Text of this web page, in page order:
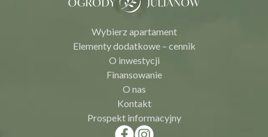
Wybierz apartament
Elementy dodatkowe – cennik
O inwestycji
Finansowanie
O nas
Kontakt
Prospekt informacyjny